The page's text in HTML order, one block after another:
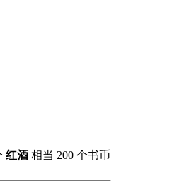
红酒 相当 200 个书币